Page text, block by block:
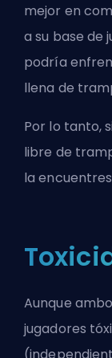
mejor en
a su base de
podría
llena de
Por lo tanto,
libre de
la encuentres
Aunque
jugadores